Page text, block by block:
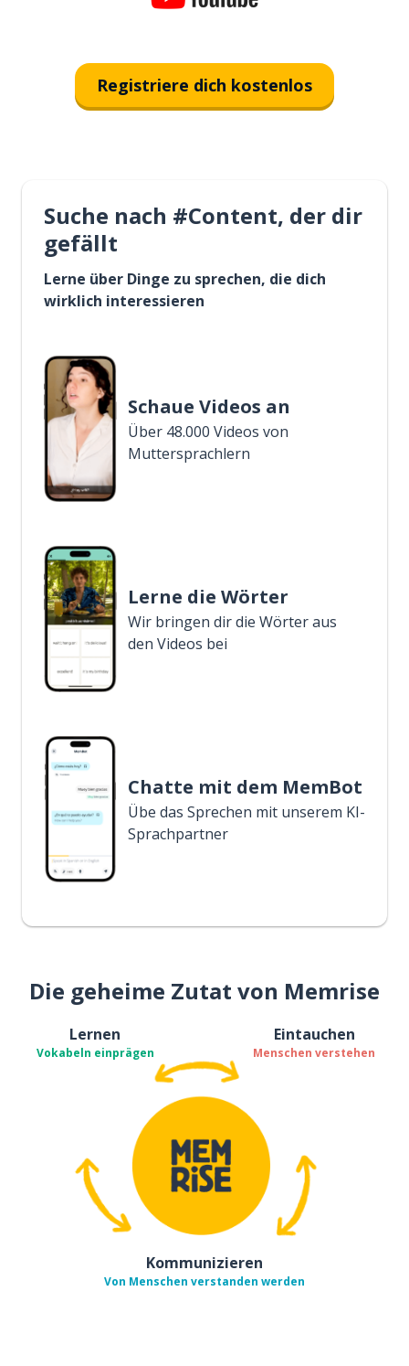
Registriere dich kostenlos
Suche nach #Content, der dir
gefällt
Lerne über Dinge zu sprechen, die dich
wirklich interessieren
Schaue Videos an
Über 48.000 Videos von
Muttersprachlern
Lerne die Wörter
Wir bringen dir die Wörter aus
den Videos bei
Chatte mit dem MemBot
Übe das Sprechen mit unserem KI-
Sprachpartner
Die geheime Zutat von Memrise
Lernen
Vokabeln einprägen
Eintauchen
Menschen verstehen
Kommunizieren
Von Menschen verstanden werden